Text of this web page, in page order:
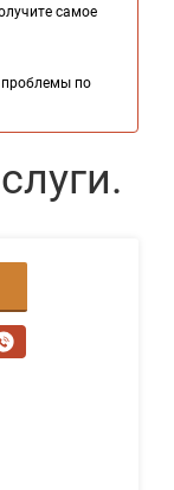
самое
проблемы по